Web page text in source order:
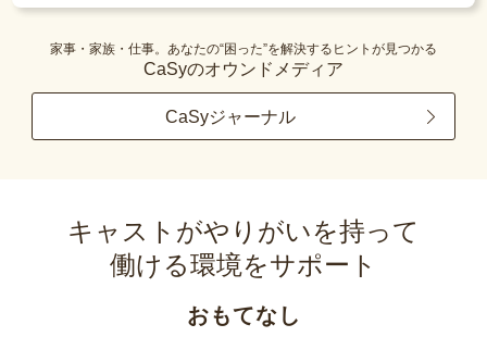
家事・家族・仕事。あなたの“困った”を解決するヒントが見つかる
CaSyのオウンドメディア
CaSyジャーナル
キャストがやりがいを持って
働ける環境をサポート
おもてなし